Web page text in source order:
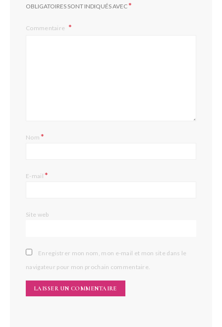
OBLIGATOIRES SONT INDIQUÉS AVEC*
Commentaire
Nom*
E-mail*
Site web
Enregistrer mon nom, mon e-mail et mon site dans le
navigateur pour mon prochain commentaire.